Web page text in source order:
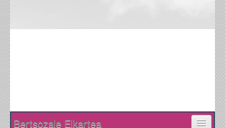
Nabigazioa
Bertsozale Elkartea